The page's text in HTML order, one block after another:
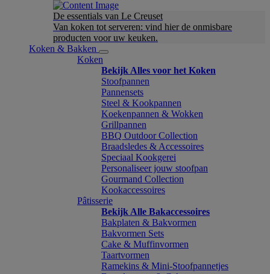
De essentials van Le Creuset
Van koken tot serveren: vind hier de onmisbare
producten voor uw keuken.
Koken & Bakken
Koken
Bekijk Alles voor het Koken
Stoofpannen
Pannensets
Steel & Kookpannen
Koekenpannen & Wokken
Grillpannen
BBQ Outdoor Collection
Braadsledes & Accessoires
Speciaal Kookgerei
Personaliseer jouw stoofpan
Gourmand Collection
Kookaccessoires
Pâtisserie
Bekijk Alle Bakaccessoires
Bakplaten & Bakvormen
Bakvormen Sets
Cake & Muffinvormen
Taartvormen
Ramekins & Mini-Stoofpannetjes